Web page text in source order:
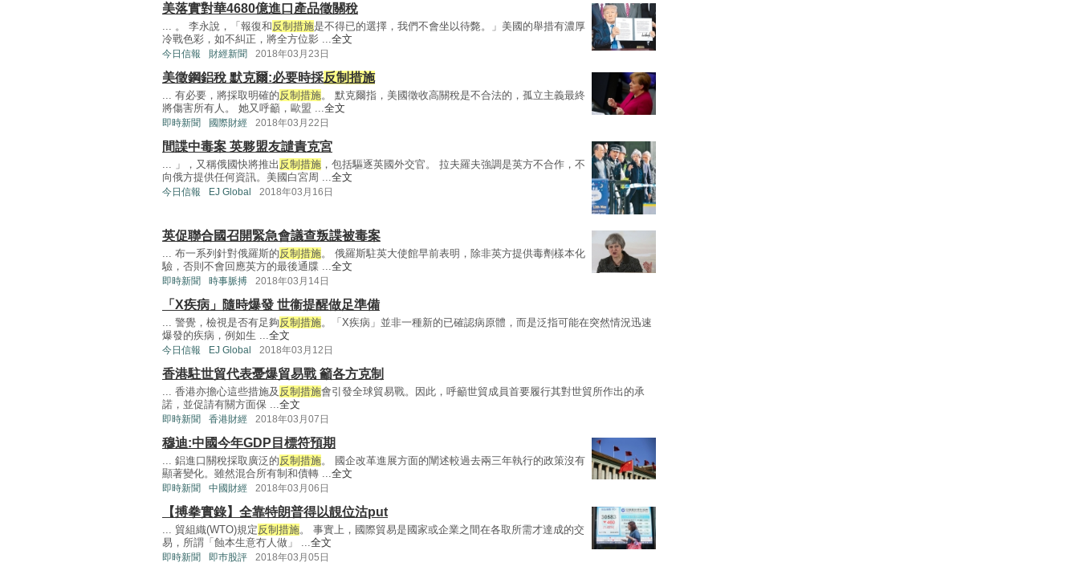
美落實對華4680億進口產品徵關稅
... 。 李永說，「報復和 反制措施是不得已的選擇，我們不會坐以待斃。」美國的舉措有濃厚
冷戰色彩，如不糾正，將全方位影 ... 全文
今日信報 財經新聞 2018年03月23日
美徵鋼鋁稅 默克爾:必要時採反制措施
... 有必要，將採取明確的 反制措施。 默克爾指，美國徵收高關稅是不合法的，孤立主義最終
將傷害所有人。 她又呼籲，歐盟 ... 全文
即時新聞 國際財經 2018年03月22日
間諜中毒案 英夥盟友譴責克宮
... 」，又稱俄國快將推出 反制措施 ，包括驅逐英國外交官。 拉夫羅夫強調是英方不合作，不
向俄方提供任何資訊。美國白宮周 ... 全文
今日信報 EJ Global 2018年03月16日
英促聯合國召開緊急會議查叛諜被毒案
... 布一系列針對俄羅斯的 反制措施。 俄羅斯駐英大使館早前表明，除非英方提供毒劑樣本化
驗，否則不會回應英方的最後通牒 ... 全文
即時新聞 時事脈搏 2018年03月14日
「X疾病」隨時爆發 世衞提醒做足準備
... 警覺，檢視是否有足夠 反制措施。「X疾病」並非一種新的已確認病原體，而是泛指可能在突然情況迅速
爆發的疾病，例如生 ... 全文
今日信報 EJ Global 2018年03月12日
香港駐世貿代表憂爆貿易戰 籲各方克制
... 香港亦擔心這些措施及 反制措施會引發全球貿易戰。因此，呼籲世貿成員首要履行其對世貿所作出的承
諾，並促請有關方面保 ... 全文
即時新聞 香港財經 2018年03月07日
穆迪:中國今年GDP目標符預期
... 鋁進口關稅採取廣泛的 反制措施。 國企改革進展方面的闡述較過去兩三年執行的政策沒有
顯著變化。雖然混合所有制和債轉 ... 全文
即時新聞 中國財經 2018年03月06日
【搏拳實錄】全靠特朗普得以靚位沽put
... 貿組織(WTO)規定 反制措施。 事實上，國際貿易是國家或企業之間在各取所需才達成的交
易，所謂「蝕本生意冇人做」 ... 全文
即時新聞 即巿股評 2018年03月05日